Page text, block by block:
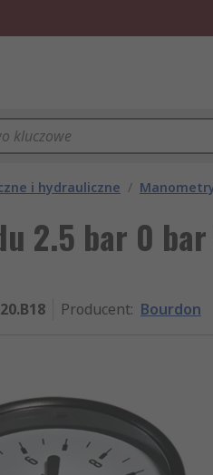
i hydrauliczne /
2.5 bar 0
Producent: Bourdon